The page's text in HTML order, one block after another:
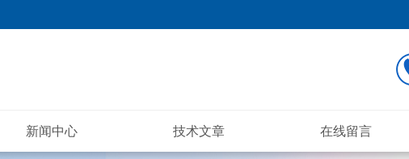
新闻中心 技术文章 在线留言